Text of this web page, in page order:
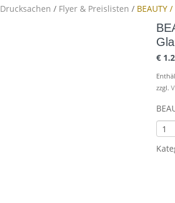
Drucksachen / Flyer & Preislisten / BEAUTY
€
zzgl.